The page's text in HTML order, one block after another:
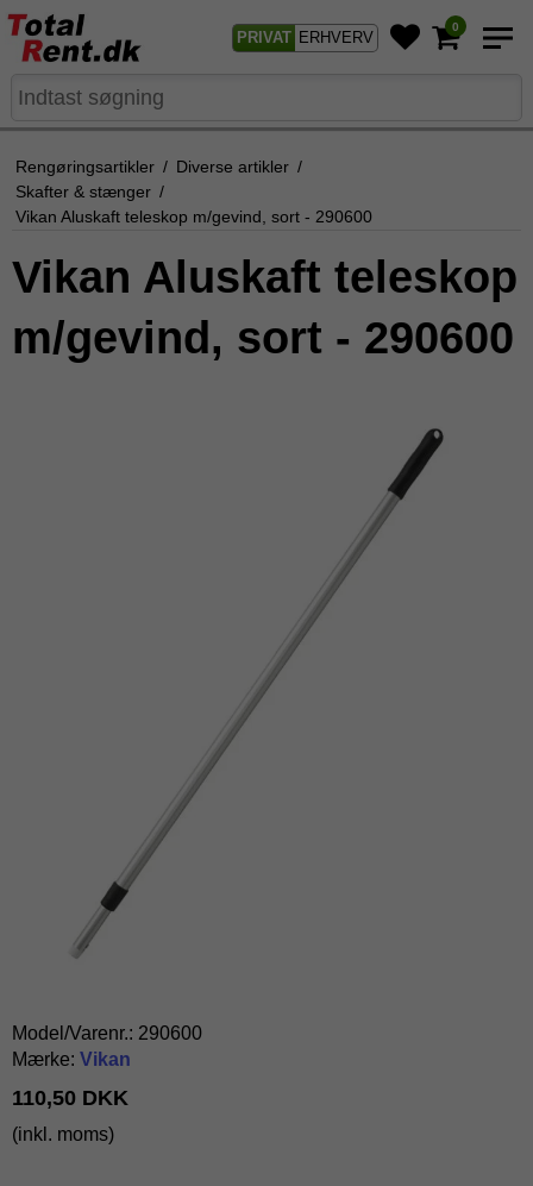
PRIVAT ERHVERV
0
Rengøringsartikler / Diverse artikler /
Skafter & stænger /
Vikan Aluskaft teleskop m/gevind, sort - 290600
Vikan Aluskaft teleskop
m/gevind, sort - 290600
Model/Varenr.: 290600
Mærke: Vikan
110,50 DKK
(inkl. moms)